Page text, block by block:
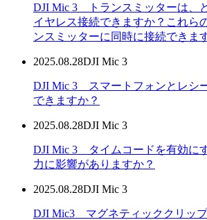
DJI Mic 3 トランスミッターは、
イヤレス接続できますか？これら
ンスミッターに同時に接続できま
2025.08.28DJI Mic 3
DJI Mic 3 スマートフォンとレシ
できますか？
2025.08.28DJI Mic 3
DJI Mic 3 タイムコードを有効に
力に影響がありますか？
2025.08.28DJI Mic 3
DJI Mic3 マグネティッククリッ